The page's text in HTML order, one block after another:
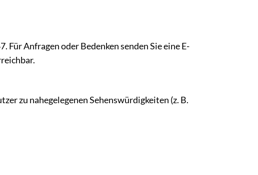
Für Anfragen oder Bedenken senden Sie eine E-
zu nahegelegenen Sehenswürdigkeiten (z. B.